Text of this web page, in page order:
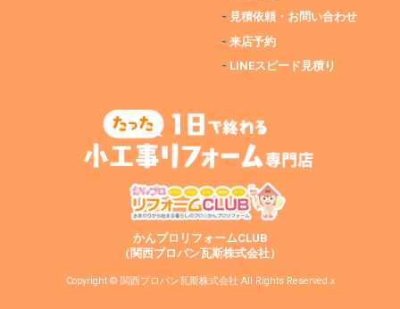
- 見積依頼・お問い合わせ
-来店予約
- LINEスピード見積り
かんプロリフォームCLUB
（関西プロパン瓦斯株式会社）
Copyright © 関西プロパン瓦斯株式会社 All Rights Reserved.x